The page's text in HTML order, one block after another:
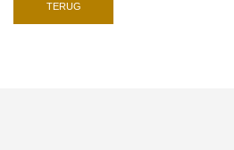
TERUG